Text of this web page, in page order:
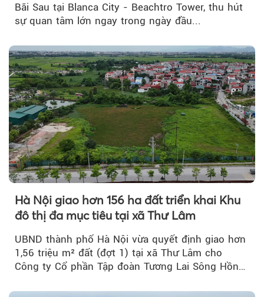
Bãi Sau tại Blanca City - Beachtro Tower, thu hút
sự quan tâm lớn ngay trong ngày đầu...
Hà Nội giao hơn 156 ha đất triển khai Khu
đô thị đa mục tiêu tại xã Thư Lâm
UBND thành phố Hà Nội vừa quyết định giao hơn
1,56 triệu m² đất (đợt 1) tại xã Thư Lâm cho
Công ty Cổ phần Tập đoàn Tương Lai Sông Hồng